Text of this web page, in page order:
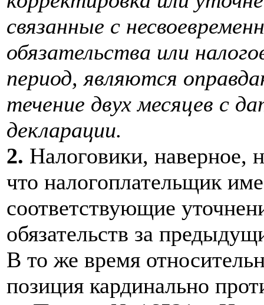
связанные с
обязательства или
период, являются
течение двух месяцев с
декларации.
2. Налоговики, наверное,
что налогоплательщик
соответствующие
обязательств за
В то же время
позиция кардинально